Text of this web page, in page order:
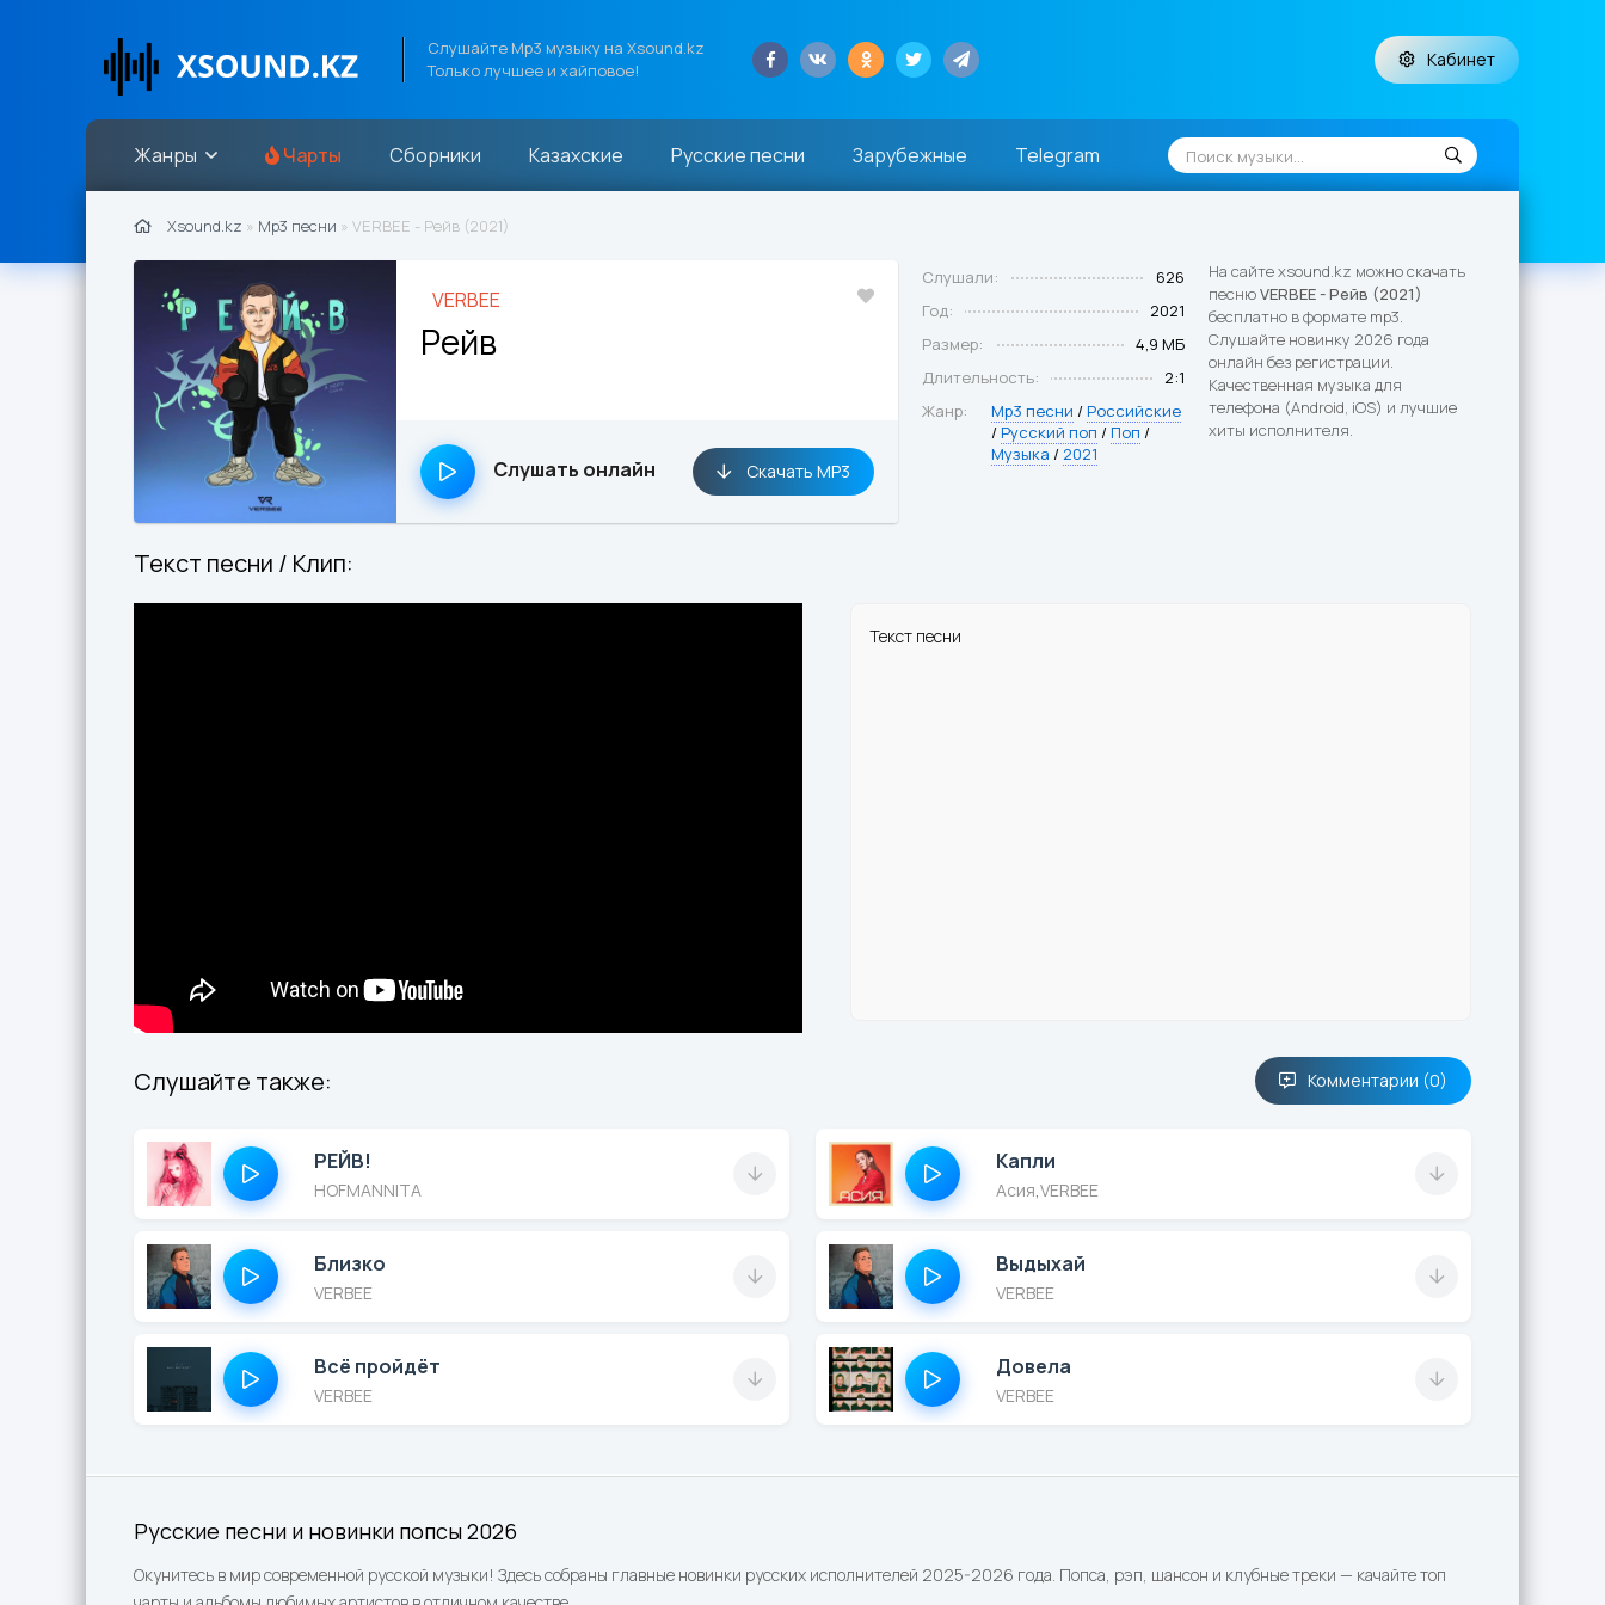
Слушайте Mp3 музыку на Xsound.kz
Только лучшее и хайповое!
Кабинет
Жанры Чарты Сборники Казахские Русские песни Зарубежные Telegram
Русские песни и новинки попсы 2026
Окунитесь в мир современной русской музыки! Здесь собраны главные новинки русских исполнителей 2025-2026 года. Попса, рэп, шансон и клубные треки — качайте топ
Xsound.kz » Mp3 песни » VERBEE - Рейв (2021)
VERBEE
Рейв
Слушать онлайн Скачать MP3
Слушали:
626
Год:
2021
Размер:
4,9 МБ
Длительность:
2:1
Жанр:
Mp3 песни / Российские
/ Русский поп / Поп /
Музыка / 2021
На сайте xsound.kz можно скачать
песнюVERBEE - Рейв (2021)
бесплатно в формате mp3.
Слушайте новинку 2026 года
онлайн без регистрации.
Качественная музыка для
телефона (Android, iOS) и лучшие
хиты исполнителя.
Текст песни / Клип:
Текст песни
Слушайте также: Комментарии (0)
РЕЙВ!
HOFMANNITA
Капли
Асия ,VERBEE
Близко
VERBEE
Выдыхай
VERBEE
Всё пройдёт
VERBEE
Довела
VERBEE